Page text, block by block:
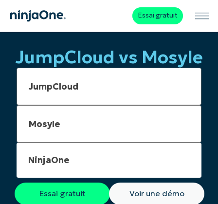
Essai gratuit
JumpCloud vs Mosyle
NinjaOne
Essai gratuit Voir une démo